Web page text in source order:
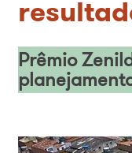
Prêmio